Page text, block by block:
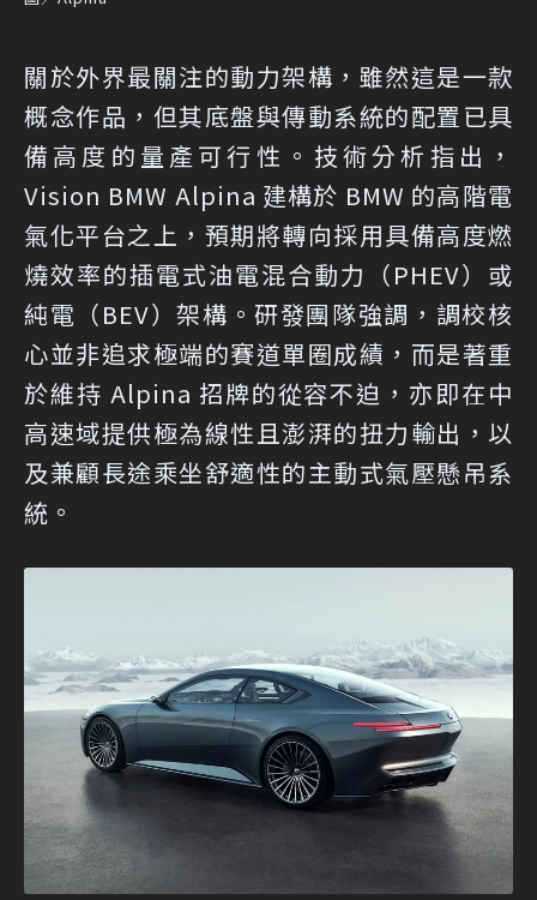
關於外界最關注的動力架構，雖然這是一款
概念作品，但其底盤與傳動系統的配置已具
備高度的量產可行性。技術分析指出，
Vision BMW Alpina 建構於 BMW 的高階電
氣化平台之上，預期將轉向採用具備高度燃
燒效率的插電式油電混合動力（PHEV）或
純電（BEV）架構。研發團隊強調，調校核
心並非追求極端的賽道單圈成績，而是著重
於維持 Alpina 招牌的從容不迫，亦即在中
高速域提供極為線性且澎湃的扭力輸出，以
及兼顧長途乘坐舒適性的主動式氣壓懸吊系
統。